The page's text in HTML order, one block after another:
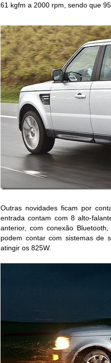
61 kgfm a 2000 rpm, sendo que
Outras novidades ficam por
entrada contam com 8 alto-
anterior, com conexão
podem contar com sistemas de
atingir os 825W.